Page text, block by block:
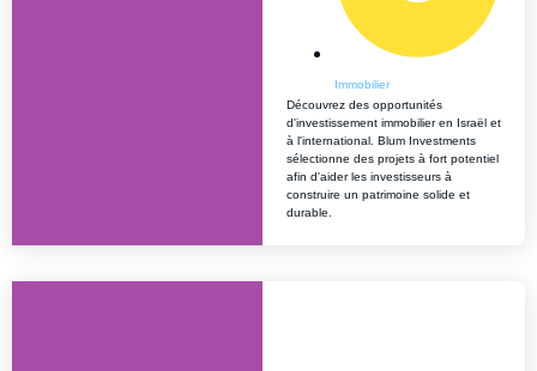
Immobilier
Découvrez des opportunités
d'investissement immobilier en Israël et
à l'international. Blum Investments
sélectionne des projets à fort potentiel
afin d'aider les investisseurs à
construire un patrimoine solide et
durable.